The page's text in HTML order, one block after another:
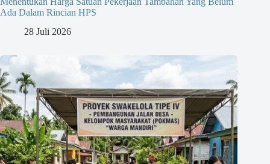
Ada Dalam Rincian HPS
28 Juli 2026